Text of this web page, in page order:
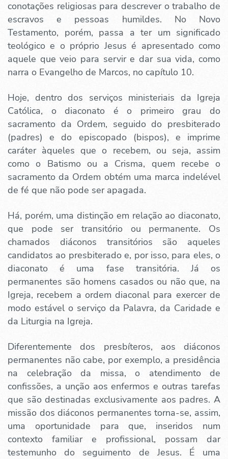
conotações religiosas para descrever o trabalho de
escravos e pessoas humildes. No Novo
Testamento, porém, passa a ter um significado
teológico e o próprio Jesus é apresentado como
aquele que veio para servir e dar sua vida, como
narra o Evangelho de Marcos, no capítulo 10.
Hoje, dentro dos serviços ministeriais da Igreja
Católica, o diaconato é o primeiro grau do
sacramento da Ordem, seguido do presbiterado
(padres) e do episcopado (bispos), e imprime
caráter àqueles que o recebem, ou seja, assim
como o Batismo ou a Crisma, quem recebe o
sacramento da Ordem obtém uma marca indelével
de fé que não pode ser apagada.
Há, porém, uma distinção em relação ao diaconato,
que pode ser transitório ou permanente. Os
chamados diáconos transitórios são aqueles
candidatos ao presbiterado e, por isso, para eles, o
diaconato é uma fase transitória. Já os
permanentes são homens casados ou não que, na
Igreja, recebem a ordem diaconal para exercer de
modo estável o serviço da Palavra, da Caridade e
da Liturgia na Igreja.
Diferentemente dos presbíteros, aos diáconos
permanentes não cabe, por exemplo, a presidência
na celebração da missa, o atendimento de
confissões, a unção aos enfermos e outras tarefas
que são destinadas exclusivamente aos padres. A
missão dos diáconos permanentes torna-se, assim,
uma oportunidade para que, inseridos num
contexto familiar e profissional, possam dar
testemunho do seguimento de Jesus. É uma